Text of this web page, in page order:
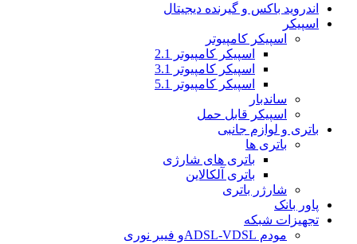
اندروید باکس و گیرنده دیجیتال
اسپیکر
اسپیکر کامپیوتر
اسپیکر کامپیوتر 2.1
اسپیکر کامپیوتر 3.1
اسپیکر کامپیوتر 5.1
ساندبار
اسپیکر قابل حمل
باتری و لوازم جانبی
باتری ها
باتری های شارژی
باتری آلکالاین
شارژر باتری
پاور بانک
تجهیزات شبکه
مودم ADSL-VDSLو فیبر نوری